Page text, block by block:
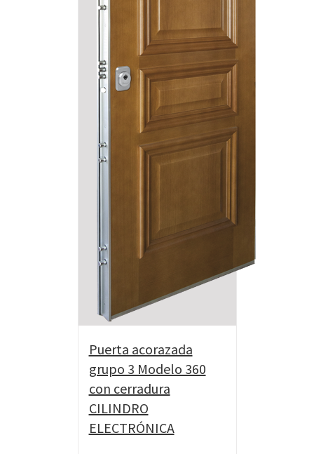
Puerta acorazada
grupo 3 Modelo 360
con cerradura
CILINDRO
ELECTRÓNICA